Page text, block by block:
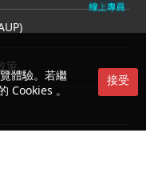
策
體驗。若繼
Cookies 。
接受